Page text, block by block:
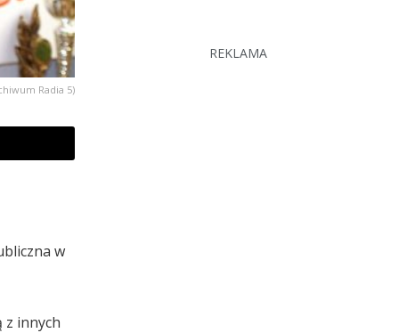
Radia 5)
w
z innych
REKLAMA